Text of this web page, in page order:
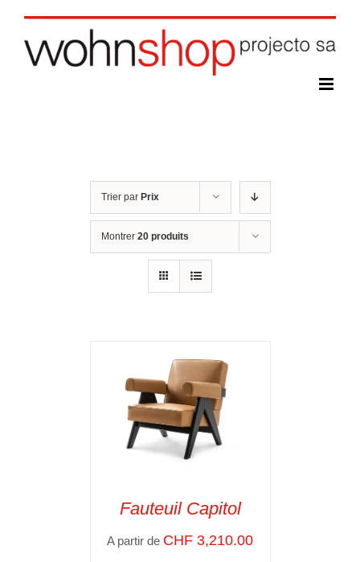
content
Trier par Prix
Montrer 20 produits
VOIR LES
Fauteuil Capitol
A partir de CHF 3,210.00